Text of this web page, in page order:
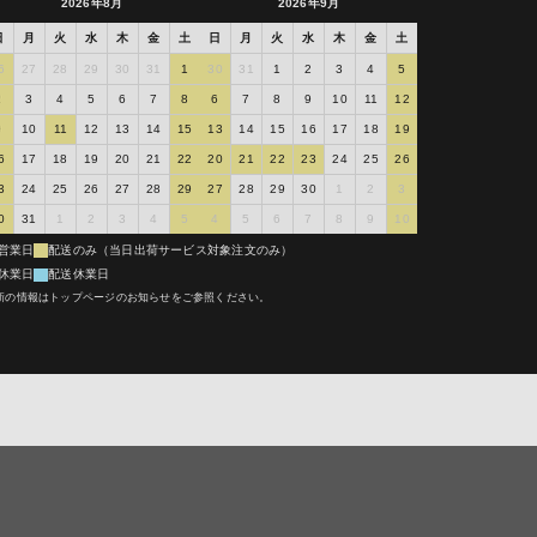
く同意したも
合において
術料を負担
代を負担す
等は出来か
・調整・点
り弊社に直
するものと
付いただく
を取り外
による責任
2026年8月
月 火 水 木 金 土
27 28 29 30 31 1
3 4 5 6 7 8
10 11 12 13 14 15
17 18 19 20 21 22
24 25 26 27 28 29
31 1 2 3 4 5
2026年9月
日 月 火 水 木 金 土
30 31 1 2 3 4 5
6 7 8 9 10 11 12
13 14 15 16 17 18 19
20 21 22 23 24 25 26
27 28 29 30 1 2 3
4 5 6 7 8 9 10
業日
配送のみ（当日出荷サービス対象注文のみ）
業日
配送休業日
の情報はトップページのお知らせをご参照ください。